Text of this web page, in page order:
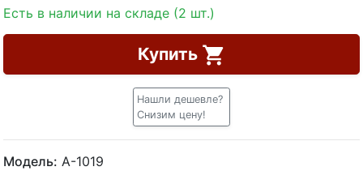
Есть в наличии на складе (2 шт.)
Купить
Нашли дешевле?
Снизим цену!
Модель: A-1019